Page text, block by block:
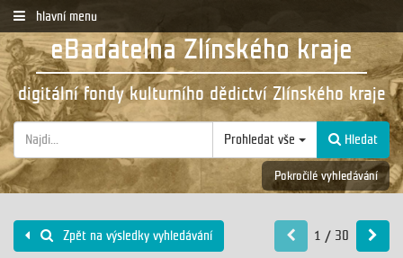
hlavní menu
eBadatelna Zlínského kraje
digitální fondy kulturního dědictví Zlínského kraje
Prohledat vše Hledat
Pokročilé vyhledávání
Zpět na výsledky vyhledávání 1 / 30